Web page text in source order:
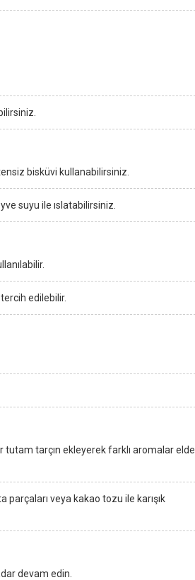
bisküvi kullanabilirsiniz.
suyu ile ıslatabilirsiniz.
edilebilir.
tarçın ekleyerek farklı aromalar elde
veya kakao tozu ile karışık
devam edin.